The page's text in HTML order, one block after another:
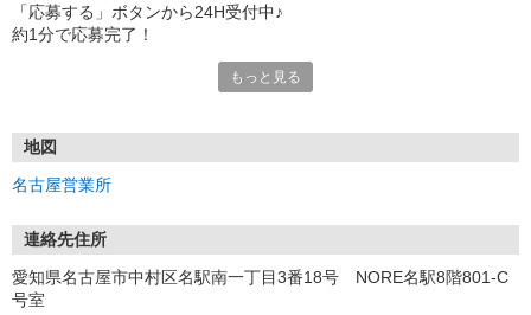
「応募する」ボタンから24H受付中♪
約1分で応募完了！
①応募から3営業日を目安に、メールorお電話でご連絡します。
★スマホでWEB面接（LINEなど）・出張面接・事務所面接と選べま
す
③面接実施（履歴書不要）
④勤務開始（スタート日は応相談）
もっと見る
地図
名古屋営業所
連絡先住所
愛知県名古屋市中村区名駅南一丁目3番18号 NORE名駅8階801-C
号室